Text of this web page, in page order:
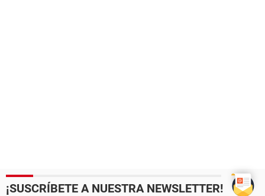
¡SUSCRÍBETE A NUESTRA NEWSLETTER!